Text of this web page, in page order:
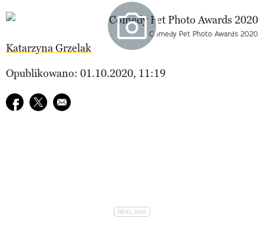
Comedy Pet Photo Awards 2020
Katarzyna Grzelak
Opublikowano: 01.10.2020, 11:19
Udostępnij na facebook
Udostępnij na twitter
E-mail do przyjaciela